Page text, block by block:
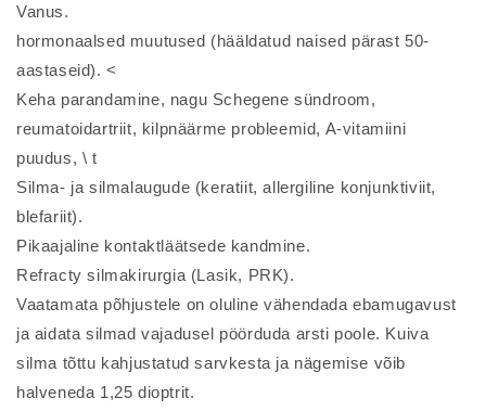
Vanus.
hormonaalsed muutused (hääldatud naised pärast 50-
aastaseid). <
Keha parandamine, nagu Schegene sündroom,
reumatoidartriit, kilpnäärme probleemid, A-vitamiini
puudus, \ t
Silma- ja silmalaugude (keratiit, allergiline konjunktiviit,
blefariit).
Pikaajaline kontaktläätsede kandmine.
Refracty silmakirurgia (Lasik, PRK).
Vaatamata põhjustele on oluline vähendada ebamugavust
ja aidata silmad vajadusel pöörduda arsti poole. Kuiva
silma tõttu kahjustatud sarvkesta ja nägemise võib
halveneda 1,25 dioptrit.